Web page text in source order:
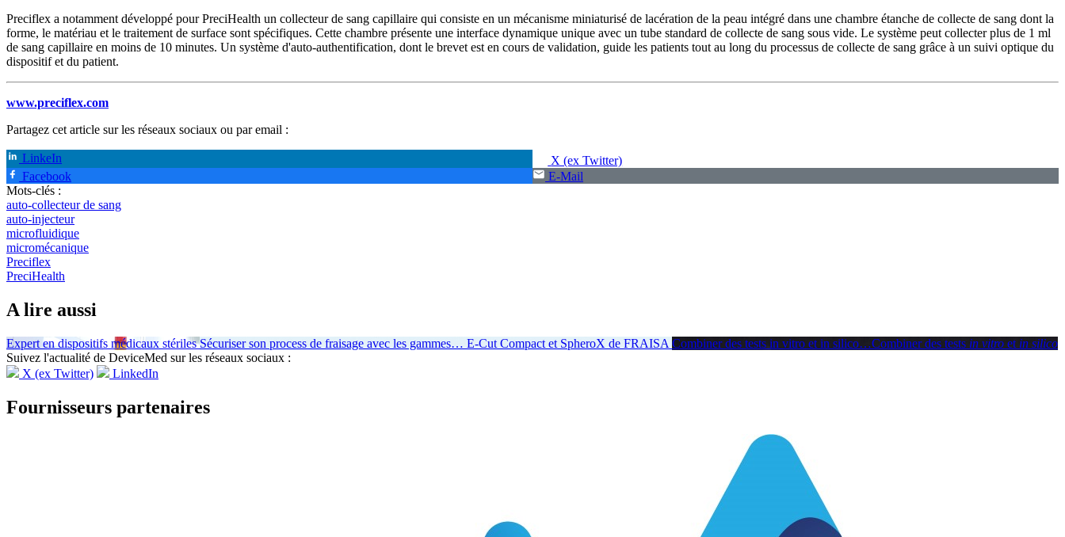
Preciflex a notamment développé pour PreciHealth un collecteur de sang capillaire qui consiste en un mécanisme miniaturisé de lacération de la peau intégré dans une chambre étanche de collecte de sang dont la
forme, le matériau et le traitement de surface sont spécifiques. Cette chambre présente une interface dynamique unique avec un tube standard de collecte de sang sous vide. Le système peut collecter plus de 1 ml
de sang capillaire en moins de 10 minutes. Un système d'auto-authentification, dont le brevet est en cours de validation, guide les patients tout au long du processus de collecte de sang grâce à un suivi optique du
dispositif et du patient.
www.preciflex.com
Partagez cet article sur les réseaux sociaux ou par email :
LinkeIn
X (ex Twitter)
Facebook
E-Mail
Mots-clés :
auto-collecteur de sang
auto-injecteur
microfluidique
micromécanique
Preciflex
PreciHealth
A lire aussi
Expert en dispositifs médicaux stériles Sécuriser son process de fraisage avec les gammes… E-Cut Compact et SpheroX de FRAISA Combiner des tests in vitro et in silico…Combiner des tests in vitro et in silico
Suivez l'actualité de DeviceMed sur les réseaux sociaux :
X (ex Twitter)
LinkedIn
Fournisseurs partenaires